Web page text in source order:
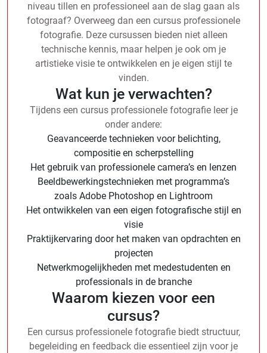
niveau tillen en professioneel aan de slag gaan als
fotograaf? Overweeg dan een cursus professionele
fotografie. Deze cursussen bieden niet alleen
technische kennis, maar helpen je ook om je
artistieke visie te ontwikkelen en je eigen stijl te
vinden.
Wat kun je verwachten?
Tijdens een cursus professionele fotografie leer je
onder andere:
Geavanceerde technieken voor belichting,
compositie en scherpstelling
Het gebruik van professionele camera’s en lenzen
Beeldbewerkingstechnieken met programma’s
zoals Adobe Photoshop en Lightroom
Het ontwikkelen van een eigen fotografische stijl en
visie
Praktijkervaring door het maken van opdrachten en
projecten
Netwerkmogelijkheden met medestudenten en
professionals in de branche
Waarom kiezen voor een
cursus?
Een cursus professionele fotografie biedt structuur,
begeleiding en feedback die essentieel zijn voor je